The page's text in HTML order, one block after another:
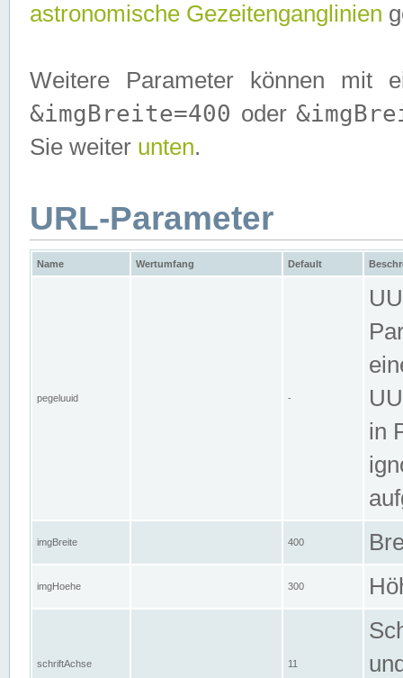
astronomische Gezeitenganglinien
Weitere Parameter können mit
&imgBreite=400 oder
Sie weiter unten.
URL-Parameter
Name Wertumfang Default
pegeluuid -
in
imgBreite 400
imgHoehe 300
schriftAchse 11